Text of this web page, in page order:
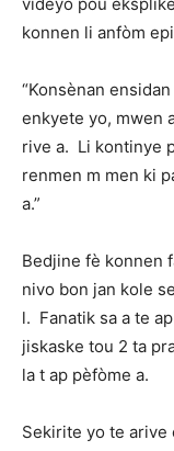
konnen li anfòm
“Konsènan
enkyete yo, mwen
rive a. Li kontinye
renmen m men ki
a.”
Bedjine fè konnen
nivo bon jan kole
l. Fanatik sa a te
jiskaske tou 2 ta
la t ap pèfòme a.
Sekirite yo te arive